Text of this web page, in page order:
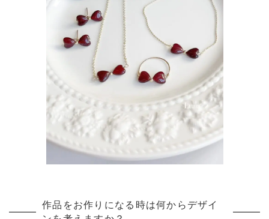
作品をお作りになる時は何からデザイ